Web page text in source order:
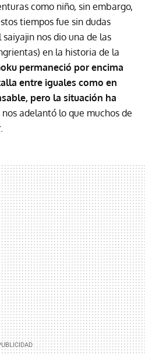
como niño, sin embargo,
tiempos fue sin dudas
nos dio una de las
en la historia de la
permaneció por encima
entre iguales como en
pero la situación ha
adelantó lo que muchos de